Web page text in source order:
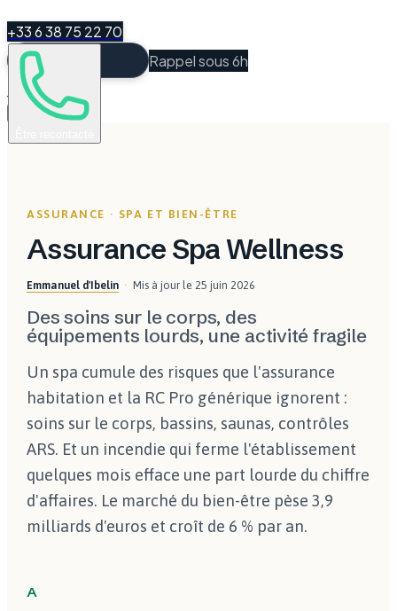
+33 6 38 75 22 70
Rappel sous 6h
Espace Client
ASSURANCE · SPA ET BIEN-ÊTRE
Assurance Spa Wellness
Emmanuel d'Ibelin Mis à jour le 25 juin 2026
Des soins sur le corps, des
équipements lourds, une activité fragile
Un spa cumule des risques que l'assurance
habitation et la RC Pro générique ignorent :
soins sur le corps, bassins, saunas, contrôles
ARS. Et un incendie qui ferme l'établissement
quelques mois efface une part lourde du chiffre
d'affaires. Le marché du bien-être pèse 3,9
milliards d'euros et croît de 6 % par an.
A